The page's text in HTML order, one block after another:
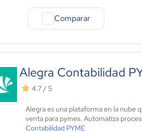
Gastronomía
Aeroespacial y defensa
Comparar
Alegra Contabilidad
4.7 / 5
Alegra es una plataforma en la nube
venta para pymes. Automatiza
Contabilidad PYME